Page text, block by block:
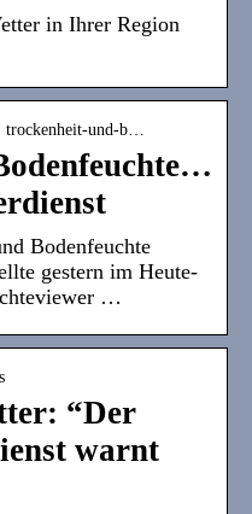
in Ihrer Region
trockenheit-und-b…
Bodenfeuchte
gestern im Heute-
…
“Der
warnt